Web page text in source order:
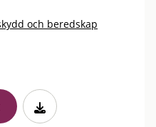
och beredskap